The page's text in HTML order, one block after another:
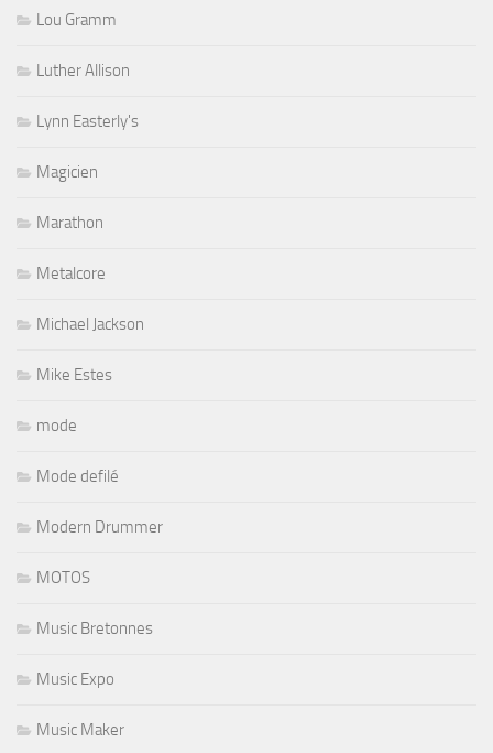
Lou Gramm
Luther Allison
Lynn Easterly's
Magicien
Marathon
Metalcore
Michael Jackson
Mike Estes
mode
Mode defilé
Modern Drummer
MOTOS
Music Bretonnes
Music Expo
Music Maker